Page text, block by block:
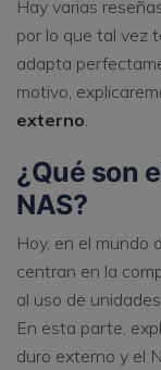
Hay varias
por lo que tal vez
adapta
motivo,
externo.
¿Qué son
NAS?
Hoy, en el mundo
centran en la
al uso de
En esta parte,
duro externo y el